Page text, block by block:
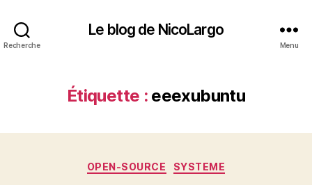
Recherche
Le blog de NicoLargo
Menu
Étiquette : eeexubuntu
Catégories
OPEN-SOURCE SYSTEME